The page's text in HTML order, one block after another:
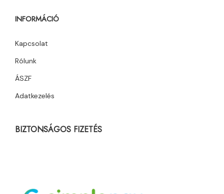
INFORMÁCIÓ
Kapcsolat
Rólunk
ÁSZF
Adatkezelés
BIZTONSÁGOS FIZETÉS